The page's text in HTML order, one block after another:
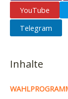
YouTube
Telegram
Inhalte